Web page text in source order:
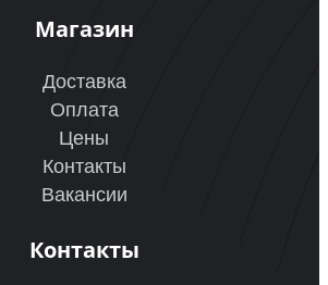
Магазин
Доставка
Оплата
Цены
Контакты
Вакансии
Контакты